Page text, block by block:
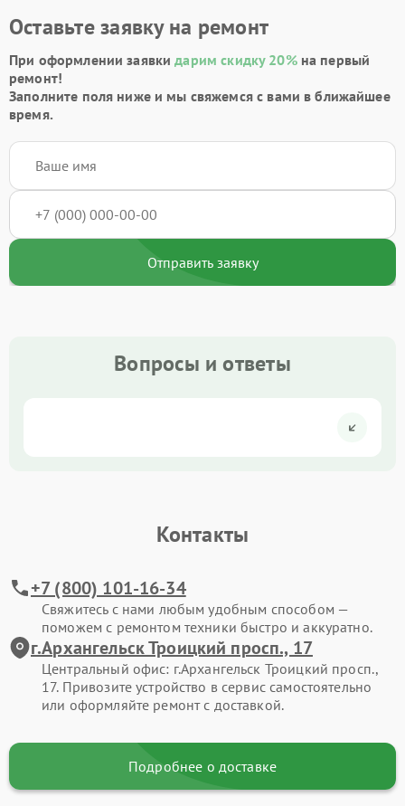
Оставьте заявку на ремонт
При оформлении заявкидарим скидку 20%на первый
ремонт!
Заполните поля ниже и мы свяжемся с вами в ближайшее
время.
Отправить заявку
Вопросы и ответы
Контакты
+7 (800) 101-16-34
Свяжитесь с нами любым удобным способом —
поможем с ремонтом техники быстро и аккуратно.
г.Архангельск Троицкий просп., 17
Центральный офис: г.Архангельск Троицкий просп.,
17. Привозите устройство в сервис самостоятельно
или оформляйте ремонт с доставкой.
Подробнее о доставке